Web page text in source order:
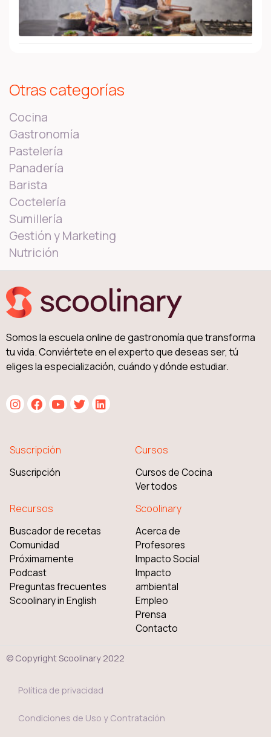
Otras categorías
Cocina
Gastronomía
Pastelería
Panadería
Barista
Coctelería
Sumillería
Gestión y Marketing
Nutrición
Somos la escuela online de gastronomía que transforma
tu vida. Conviértete en el experto que deseas ser, tú
eliges la especialización, cuándo y dónde estudiar.
Suscripción
Suscripción
Cursos
Cursos de Cocina
Ver todos
Recursos
Buscador de recetas
Comunidad
Próximamente
Podcast
Preguntas frecuentes
Scoolinary in English
Scoolinary
Acerca de
Profesores
Impacto Social
Impacto
ambiental
Empleo
Prensa
Contacto
© Copyright Scoolinary 2022
Política de privacidad
Condiciones de Uso y Contratación